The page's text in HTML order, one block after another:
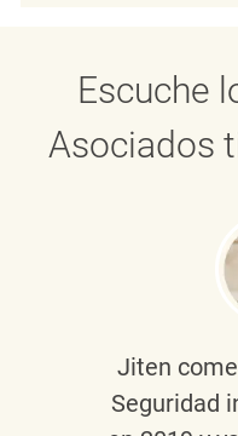
Escuche
Asociados
Jiten
Seguridad